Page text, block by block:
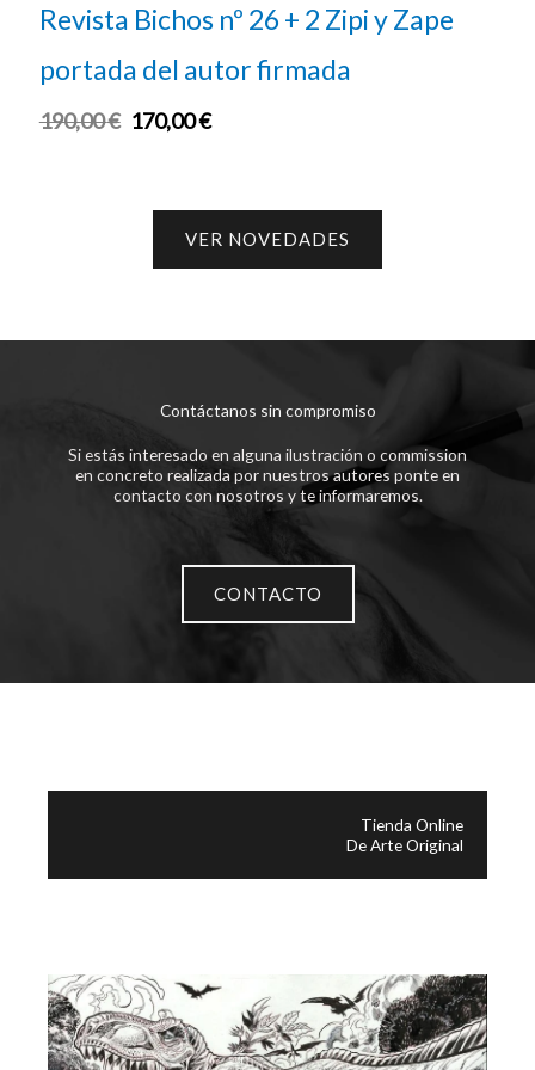
nº 26 + 2 Zipi y Zape
firmada
+ Revista
con portada
VER NOVEDADES
Contáctanos sin compromiso
Si estás interesado en alguna ilustración o commission
en concreto realizada por nuestros autores ponte en
contacto con nosotros y te informaremos.
CONTACTO
Tienda Online
De Arte Original